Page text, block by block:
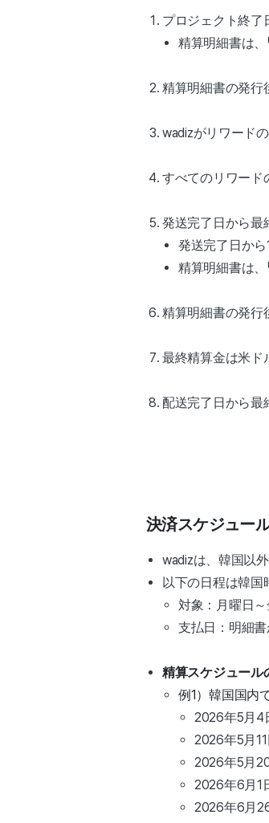
プロジェクト終了
精算明細書は、
精算明細書の発行
wadizがリワード
すべてのリワード
発送完了日から最
発送完了日か
精算明細書は、
精算明細書の発行
最終精算金は米ド
配送完了日から最
決済スケジュー
wadizは、韓国以
以下の日程は韓国
対象：月曜日
支払日：明細
精算スケジュール
例1）韓国国内
2026年5月4
2026年5月
2026年5月
2026年6月1
2026年6月